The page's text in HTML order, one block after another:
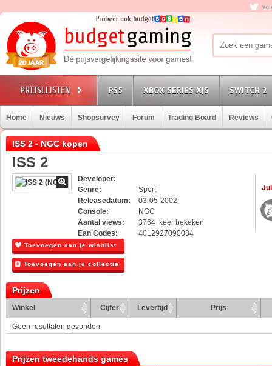
PS5 XBOX SERIES X|S SWITCH 2
Home Nieuws Shopsurvey Forum Trading Board Reviews
ISS 2 - NGC kopen
ISS 2
Developer:
Genre:
Sport
Releasedatum:
03-05-2002
Console:
NGC
Aantal views:
3764 keer bekeken
Ean Codes:
4012927090084
Toevoegen aan je wishlist
Toevoegen aan je collectie
Prijzen
Winkel Cijfer Levertijd Prijs
Geen resultaten gevonden
Prijzen tweedehands games